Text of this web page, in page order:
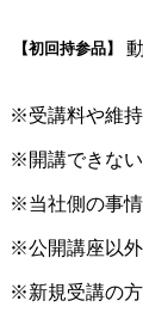
【初回持参品】
※受講料や維持
※開講できない
※当社側の事情
※公開講座以外
※新規受講の方